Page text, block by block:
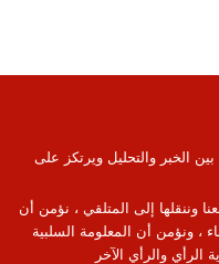
الخبر والتحليل ويرتكز على
وننقلها إلى المتلقي ، نؤمن أن
، ونؤمن أن المعلومة السلبية
والرأي الآخر